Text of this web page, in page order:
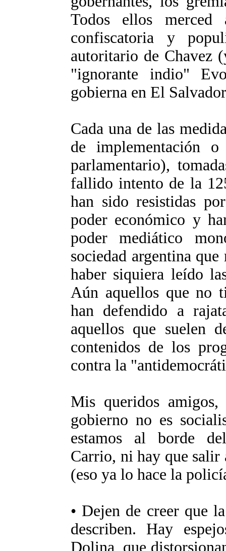
Todos ellos merced
confiscatoria y
autoritario de Chavez
"ignorante indio"
gobierna en El
Cada una de las
de implementación
parlamentario),
fallido intento de la
han sido resistidas
poder económico y
poder mediático
sociedad argentina
haber siquiera leído
Aún aquellos que no
han defendido a
aquellos que suelen
contenidos de los
contra la
Mis queridos amigos,
gobierno no es
estamos al borde
Carrio, ni hay que salir
(eso ya lo hace la
• Dejen de creer que
describen. Hay
Dolina, que